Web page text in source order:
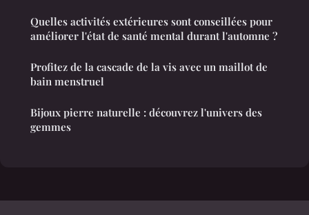
Quelles activités extérieures sont conseillées pour
améliorer l'état de santé mental durant l'automne ?
Profitez de la cascade de la vis avec un maillot de
bain menstruel
Bijoux pierre naturelle : découvrez l'univers des
gemmes